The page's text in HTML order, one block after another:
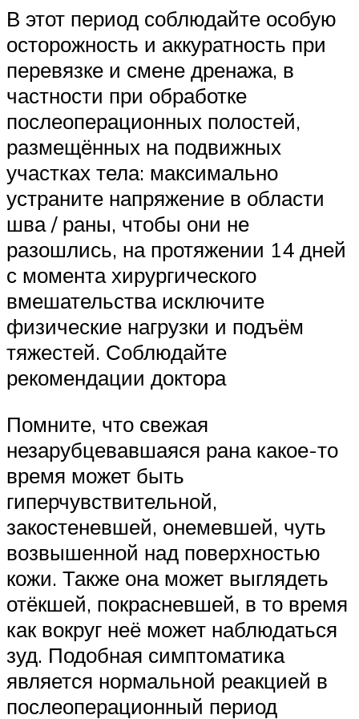
В этот период соблюдайте особую
осторожность и аккуратность при
перевязке и смене дренажа, в
частности при обработке
послеоперационных полостей,
размещённых на подвижных
участках тела: максимально
устраните напряжение в области
шва / раны, чтобы они не
разошлись, на протяжении 14 дней
с момента хирургического
вмешательства исключите
физические нагрузки и подъём
тяжестей. Соблюдайте
рекомендации доктора
Помните, что свежая
незарубцевавшаяся рана какое-то
время может быть
гиперчувствительной,
закостеневшей, онемевшей, чуть
возвышенной над поверхностью
кожи. Также она может выглядеть
отёкшей, покрасневшей, в то время
как вокруг неё может наблюдаться
зуд. Подобная симптоматика
является нормальной реакцией в
послеоперационный период